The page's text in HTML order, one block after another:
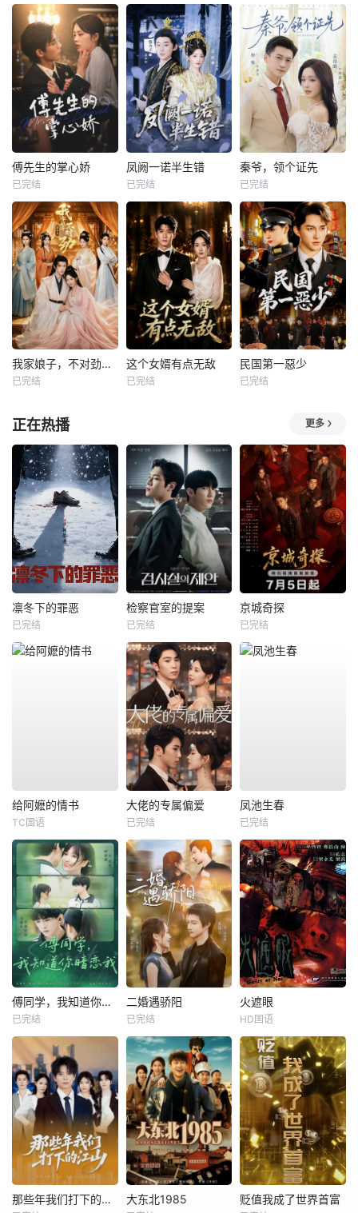
傅先生的掌心娇
已完结
凤阙一诺半生错
已完结
秦爷，领个证先
已完结
我家娘子，不对劲第四季
已完结
这个女婿有点无敌
已完结
民国第一惡少
已完结
正在热播 更多
凛冬下的罪恶
已完结
检察官室的提案
已完结
京城奇探
已完结
给阿嬷的情书
TC国语
大佬的专属偏爱
已完结
凤池生春
已完结
傅同学，我知道你暗恋我
已完结
二婚遇骄阳
已完结
火遮眼
HD国语
那些年我们打下的江山 大东北1985 贬值我成了世界首富